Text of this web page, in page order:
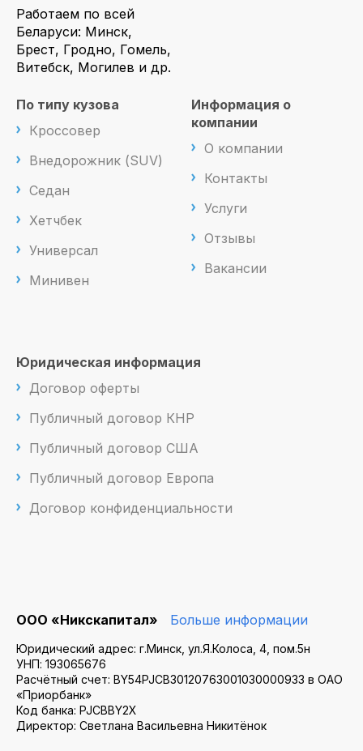
Работаем по всей
Беларуси: Минск,
Брест, Гродно, Гомель,
Витебск, Могилев и др.
По типу кузова
Кроссовер
Внедорожник (SUV)
Седан
Хетчбек
Универсал
Минивен
Информация о
компании
О компании
Контакты
Услуги
Отзывы
Вакансии
Юридическая информация
Договор оферты
Публичный договор КНР
Публичный договор США
Публичный договор Европа
Договор конфиденциальности
ООО «Никскапитал» Больше информации
Юридический адрес: г.Минск, ул.Я.Колоса, 4, пом.5н
УНП: 193065676
Расчётный счет: BY54PJCB30120763001030000933 в ОАО
«Приорбанк»
Код банка: PJCBBY2X
Директор: Светлана Васильевна Никитёнок